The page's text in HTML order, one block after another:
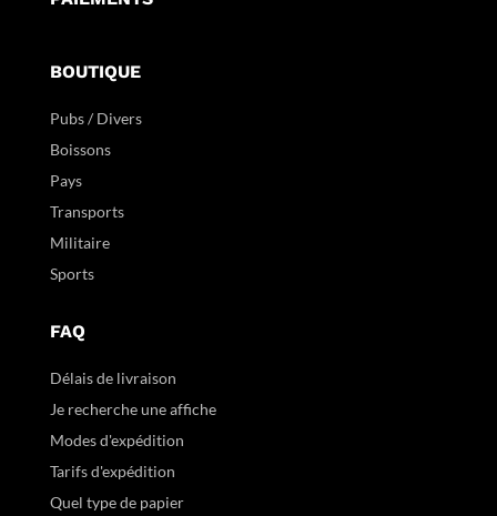
BOUTIQUE
Pubs / Divers
Boissons
Pays
Transports
Militaire
Sports
FAQ
Délais de livraison
Je recherche une affiche
Modes d'expédition
Tarifs d'expédition
Quel type de papier